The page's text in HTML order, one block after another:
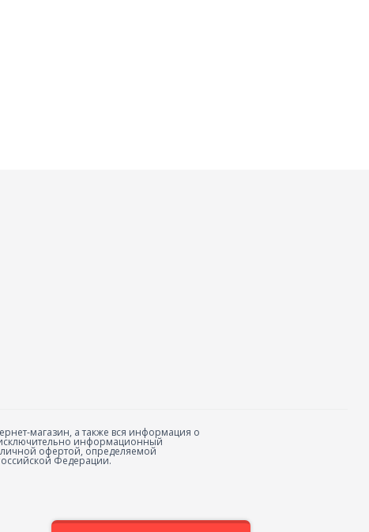
магазин, а также вся информация о
информационный
офертой, определяемой
Федерации.